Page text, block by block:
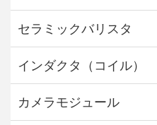
セラミックバリスタ
インダクタ（コイル）
カメラモジュール